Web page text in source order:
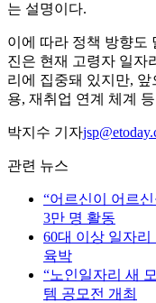
는 설명이다.
이에 따라 정책 방향도
진은 현재 고령자 일자
리에 집중돼 있지만,
용, 재취업 연계 체계
박지수 기자
관련 뉴스
“어르신이 어르
3만 명 활동
60대 이상 일자리
육박
“노인일자리 새
템 공모전 개최